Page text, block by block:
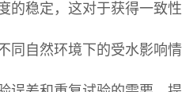
的稳定，这对于获得一致
同自然环境下的受水影响